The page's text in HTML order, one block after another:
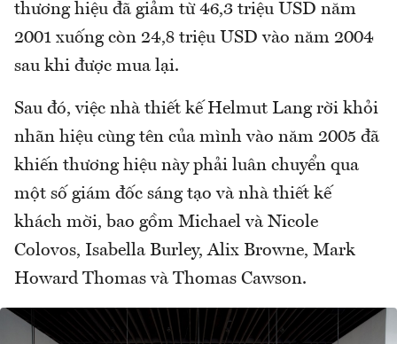
thương hiệu đã giảm từ 46,3 triệu USD năm
2001 xuống còn 24,8 triệu USD vào năm 2004
sau khi được mua lại.
Sau đó, việc nhà thiết kế Helmut Lang rời khỏi
nhãn hiệu cùng tên của mình vào năm 2005 đã
khiến thương hiệu này phải luân chuyển qua
một số giám đốc sáng tạo và nhà thiết kế
khách mời, bao gồm Michael và Nicole
Colovos, Isabella Burley, Alix Browne, Mark
Howard Thomas và Thomas Cawson.